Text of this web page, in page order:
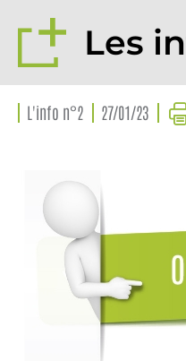
Les
L'info n°2 27/01/23